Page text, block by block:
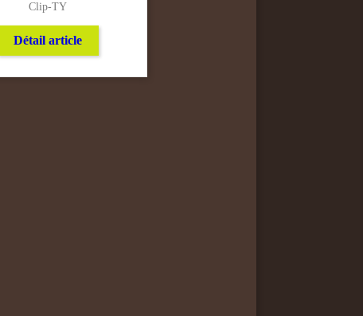
Clip-TY
Détail article